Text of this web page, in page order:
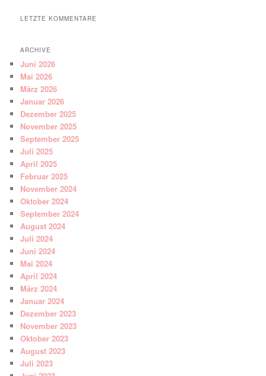
LETZTE KOMMENTARE
ARCHIVE
Juni 2026
Mai 2026
März 2026
Januar 2026
Dezember 2025
November 2025
September 2025
Juli 2025
April 2025
Februar 2025
November 2024
Oktober 2024
September 2024
August 2024
Juli 2024
Juni 2024
Mai 2024
April 2024
März 2024
Januar 2024
Dezember 2023
November 2023
Oktober 2023
August 2023
Juli 2023